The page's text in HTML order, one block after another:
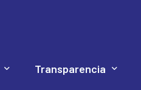
Transparencia